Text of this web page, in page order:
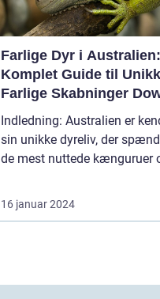
Farlige Dyr i
Komplet Guide til
Farlige Skabninger
Under
Indledning: Australien er
sin unikke dyreliv, der
de mest nuttede kænguruer
16 januar 2024